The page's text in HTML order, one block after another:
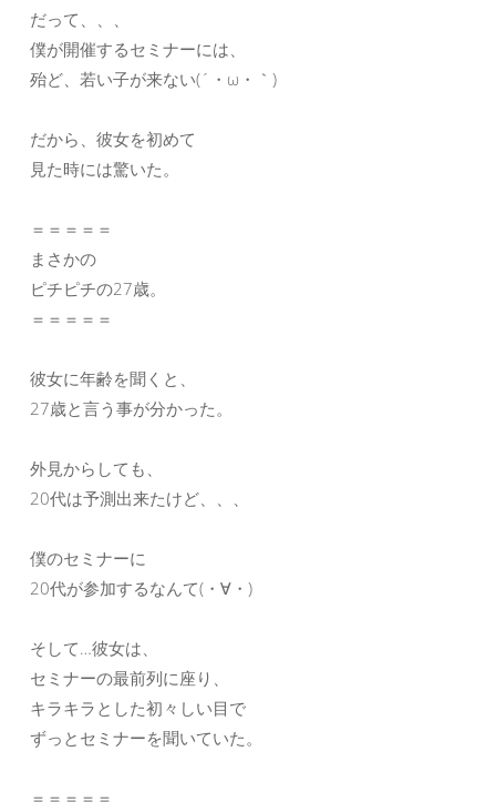
だって、、、
僕が開催するセミナーには、
殆ど、若い子が来ない(´・ω・｀)
だから、彼女を初めて
見た時には驚いた。
＝＝＝＝＝
まさかの
ピチピチの27歳。
＝＝＝＝＝
彼女に年齢を聞くと、
27歳と言う事が分かった。
外見からしても、
20代は予測出来たけど、、、
僕のセミナーに
20代が参加するなんて(・∀・)
そして…彼女は、
セミナーの最前列に座り、
キラキラとした初々しい目で
ずっとセミナーを聞いていた。
＝＝＝＝＝